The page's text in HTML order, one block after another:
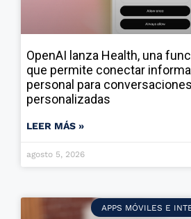
OpenAI lanza Health, una
que permite conectar
personal para
personalizadas
LEER MÁS »
agosto 5, 2026
APPS MÓVILES E